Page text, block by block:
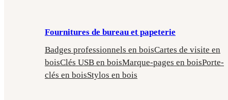
Fournitures de bureau et papeterie
Badges professionnels en boisCartes de visite en
boisClés USB en boisMarque-pages en boisPorte-
clés en boisStylos en bois